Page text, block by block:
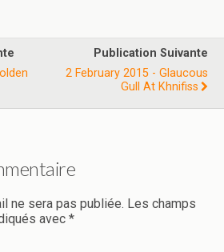
Publication Suivante
2 February 2015 - Glaucous
Gull At Khnifiss
ne sera pas publiée. Les champs
avec *